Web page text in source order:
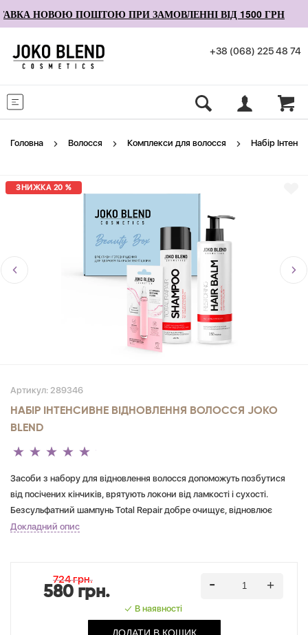
НОВОЮ ПОШТОЮ ПРИ ЗАМОВЛЕННІ ВІД 1500 ГРН
+38 (068) 225 48 74
Головна Волосся Комплекси для волосся Набір
ЗНИЖКА 20 %
Артикул: 289346
НАБІР ІНТЕНСИВНЕ ВІДНОВЛЕННЯ ВОЛОССЯ JOKO
BLEND
Засоби з набору для відновлення волосся допоможуть позбутися
від посічених кінчиків, врятують локони від ламкості і сухості.
Безсульфатний шампунь Total Repair добре очищує, відновлює
пошкоджене волосся, покращує його стан. Бальзам Restoring
м'якими, відновлюють їх еластичність. Сomplete Restore Filler –
розробка експертів Joko Blend™ для зміцнення та зволоження
волосся, яке потребує інтенсивного відновлення. В результаті
використання засобів у комплексі волосся набуде розкішного
Докладний опис
724 грн.
580 грн.
В наявності